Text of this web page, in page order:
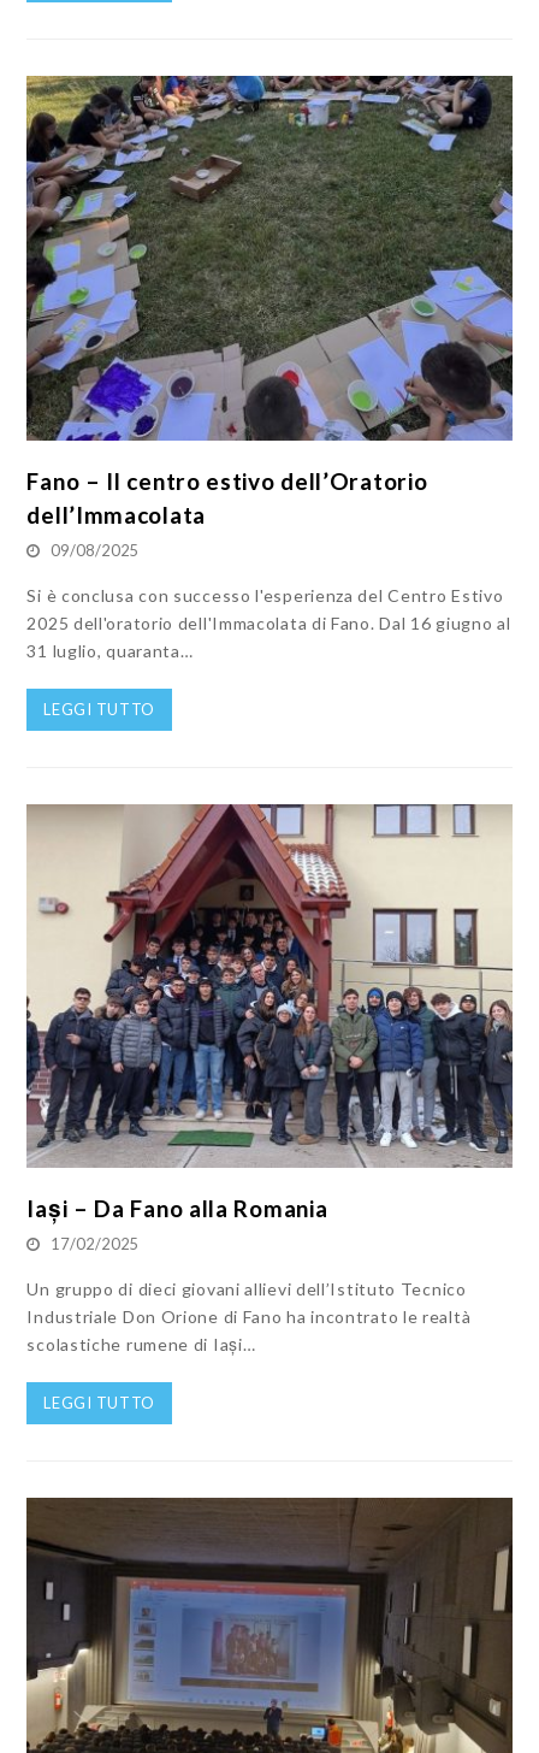
Fano – Il centro estivo dell’Oratorio
dell’Immacolata
09/08/2025
Si è conclusa con successo l'esperienza del Centro Estivo
2025 dell'oratorio dell'Immacolata di Fano. Dal 16 giugno al
31 luglio, quaranta…
LEGGI TUTTO
Iași – Da Fano alla Romania
17/02/2025
Un gruppo di dieci giovani allievi dell’Istituto Tecnico
Industriale Don Orione di Fano ha incontrato le realtà
scolastiche rumene di Iași…
LEGGI TUTTO